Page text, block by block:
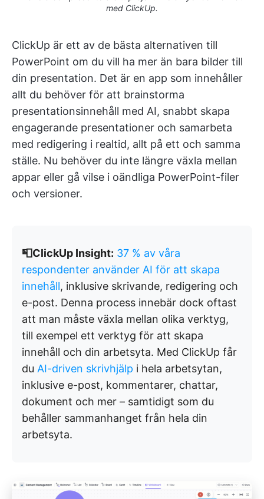
med ClickUp.
ClickUp är ett av de bästa alternativen till
PowerPoint om du vill ha mer än bara bilder till
din presentation. Det är en app som innehåller
allt du behöver för att brainstorma
presentationsinnehåll med AI, snabbt skapa
engagerande presentationer och samarbeta
med redigering i realtid, allt på ett och samma
ställe. Nu behöver du inte längre växla mellan
appar eller gå vilse i oändliga PowerPoint-filer
och versioner.
📮ClickUp Insight: 37 % av våra
respondenter använder AI för att skapa
innehåll, inklusive skrivande, redigering och
e-post. Denna process innebär dock oftast
att man måste växla mellan olika verktyg,
till exempel ett verktyg för att skapa
innehåll och din arbetsyta. Med ClickUp får
du AI-driven skrivhjälp i hela arbetsytan,
inklusive e-post, kommentarer, chattar,
dokument och mer – samtidigt som du
behåller sammanhanget från hela din
arbetsyta.